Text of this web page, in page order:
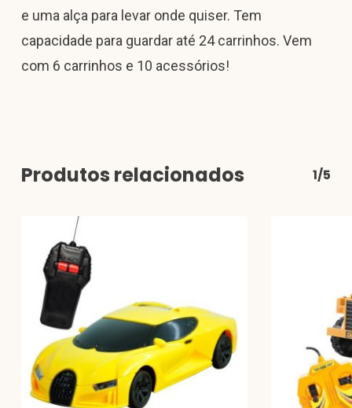
e uma alça para levar onde quiser. Tem
capacidade para guardar até 24 carrinhos. Vem
com 6 carrinhos e 10 acessórios!
Produtos relacionados 1/5